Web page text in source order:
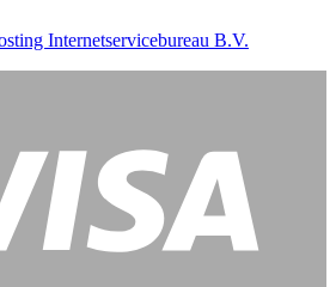
Internetservicebureau B.V.